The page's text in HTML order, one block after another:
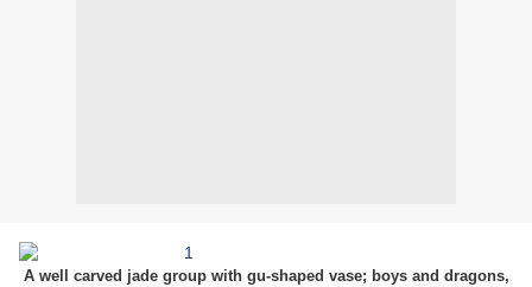
A well carved jade group with gu-shaped vase; boys and dragons,